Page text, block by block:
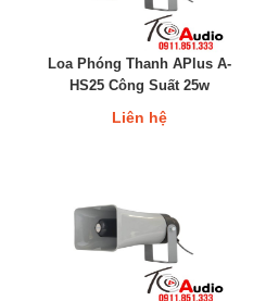
Loa Phóng Thanh APlus A-
HS25 Công Suất 25w
Liên hệ